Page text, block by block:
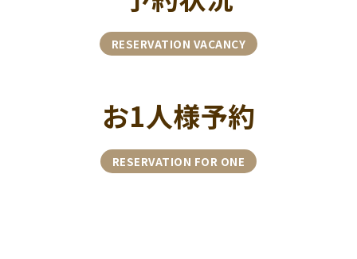
RESERVATION VACANCY
お1人様予約
RESERVATION FOR ONE